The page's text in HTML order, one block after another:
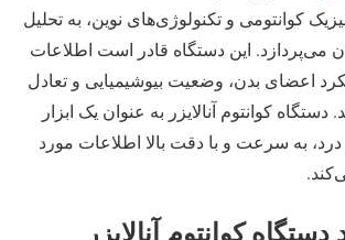
کوانتومی و تکنولوژی‌های نوین، به تحلیل
این دستگاه قادر است اطلاعات
اعضای بدن، وضعیت بیوشیمیایی و تعادل
دستگاه کوانتوم آنالایزر به عنوان یک ابزار
به سرعت و با دقت بالا اطلاعات مورد
کوانتوم آنالایزر